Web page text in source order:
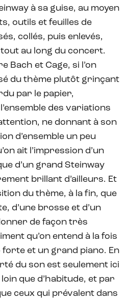
à sa guise, au moyen
outils et feuilles de
collés, puis enlevés,
au long du concert.
Bach et Cage, si l’on
du thème plutôt grinçant
par le papier,
des variations
ne donnant à son
d’ensemble un peu
ait l’impression d’un
d’un grand Steinway
brillant d’ailleurs. Et
du thème, à la fin, que
d’une brosse et d’un
de façon très
qu’on entend à la fois
forte et un grand piano. En
du son est seulement ici
que d’habitude, et par
ceux qui prévalent dans